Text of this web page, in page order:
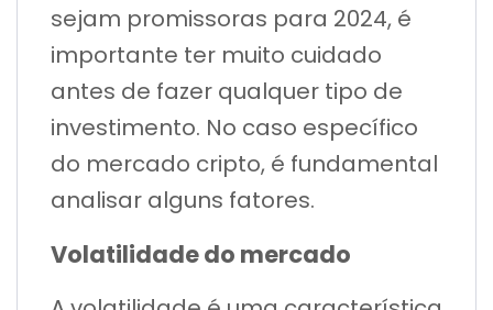
sejam promissoras para 2024, é
importante ter muito cuidado
antes de fazer qualquer tipo de
investimento. No caso específico
do mercado cripto, é fundamental
analisar alguns fatores.
Volatilidade do mercado